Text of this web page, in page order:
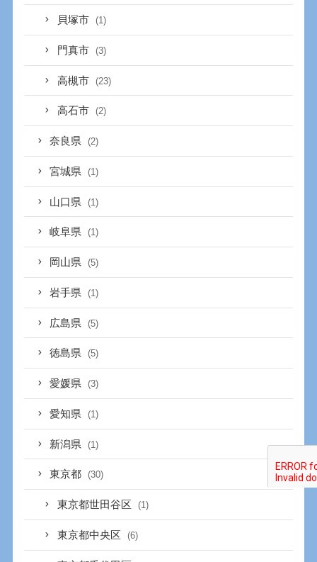
貝塚市 (1)
門真市 (3)
高槻市 (23)
高石市 (2)
奈良県 (2)
宮城県 (1)
山口県 (1)
岐阜県 (1)
岡山県 (5)
岩手県 (1)
広島県 (5)
徳島県 (5)
愛媛県 (3)
愛知県 (1)
新潟県 (1)
東京都 (30)
東京都世田谷区 (1)
東京都中央区 (6)